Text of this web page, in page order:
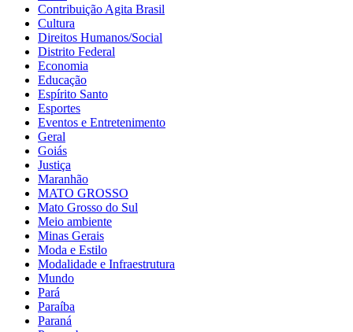
Contribuição Agita Brasil
Cultura
Direitos Humanos/Social
Distrito Federal
Economia
Educação
Espírito Santo
Esportes
Eventos e Entretenimento
Geral
Goiás
Justiça
Maranhão
MATO GROSSO
Mato Grosso do Sul
Meio ambiente
Minas Gerais
Moda e Estilo
Modalidade e Infraestrutura
Mundo
Pará
Paraíba
Paraná